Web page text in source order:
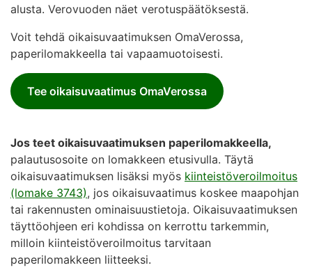
alusta. Verovuoden näet verotuspäätöksestä.
Voit tehdä oikaisuvaatimuksen OmaVerossa,
paperilomakkeella tai vapaamuotoisesti.
Tee oikaisuvaatimus OmaVerossa
Jos teet oikaisuvaatimuksen paperilomakkeella,
palautusosoite on lomakkeen etusivulla. Täytä
oikaisuvaatimuksen lisäksi myös kiinteistöveroilmoitus
(lomake 3743), jos oikaisuvaatimus koskee maapohjan
tai rakennusten ominaisuustietoja. Oikaisuvaatimuksen
täyttöohjeen eri kohdissa on kerrottu tarkemmin,
milloin kiinteistöveroilmoitus tarvitaan
paperilomakkeen liitteeksi.